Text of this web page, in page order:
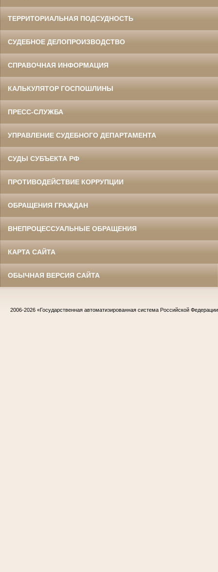
ТЕРРИТОРИАЛЬНАЯ ПОДСУДНОСТЬ
СУДЕБНОЕ ДЕЛОПРОИЗВОДСТВО
СПРАВОЧНАЯ ИНФОРМАЦИЯ
КАЛЬКУЛЯТОР ГОСПОШЛИНЫ
ПРЕСС-СЛУЖБА
УПРАВЛЕНИЕ СУДЕБНОГО ДЕПАРТАМЕНТА
СУДЫ СУБЪЕКТА РФ
ПРОТИВОДЕЙСТВИЕ КОРРУПЦИИ
ОБРАЩЕНИЯ ГРАЖДАН
ВНЕПРОЦЕССУАЛЬНЫЕ ОБРАЩЕНИЯ
КАРТА САЙТА
ОБЫЧНАЯ ВЕРСИЯ САЙТА
2006-2026 «Государственная автоматизированная система Российской